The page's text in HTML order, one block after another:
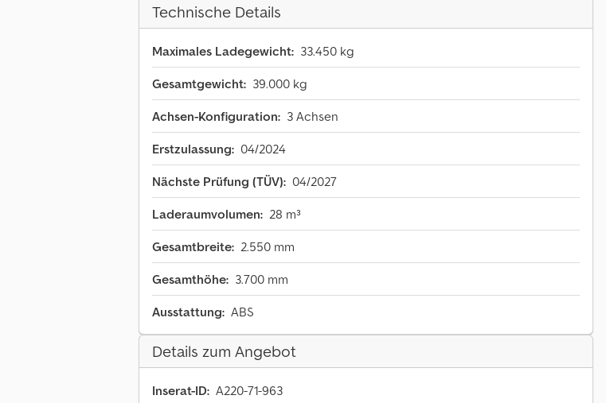
Technische Details
Maximales Ladegewicht: 33.450 kg
Gesamtgewicht: 39.000 kg
Achsen-Konfiguration: 3 Achsen
Erstzulassung: 04/2024
Nächste Prüfung (TÜV): 04/2027
Laderaumvolumen: 28 m³
Gesamtbreite: 2.550 mm
Gesamthöhe: 3.700 mm
Ausstattung: ABS
Details zum Angebot
Inserat-ID: A220-71-963